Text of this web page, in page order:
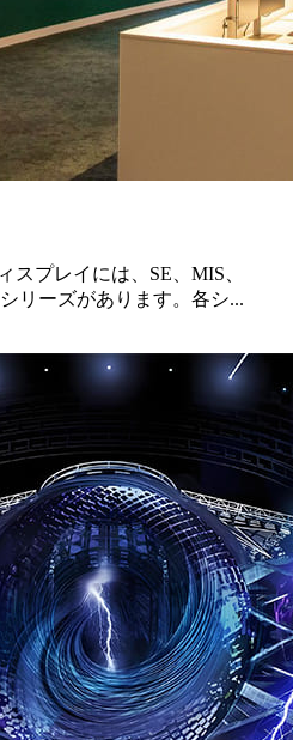
スプレイには、SE、MIS、
リーズがあります。各シ...